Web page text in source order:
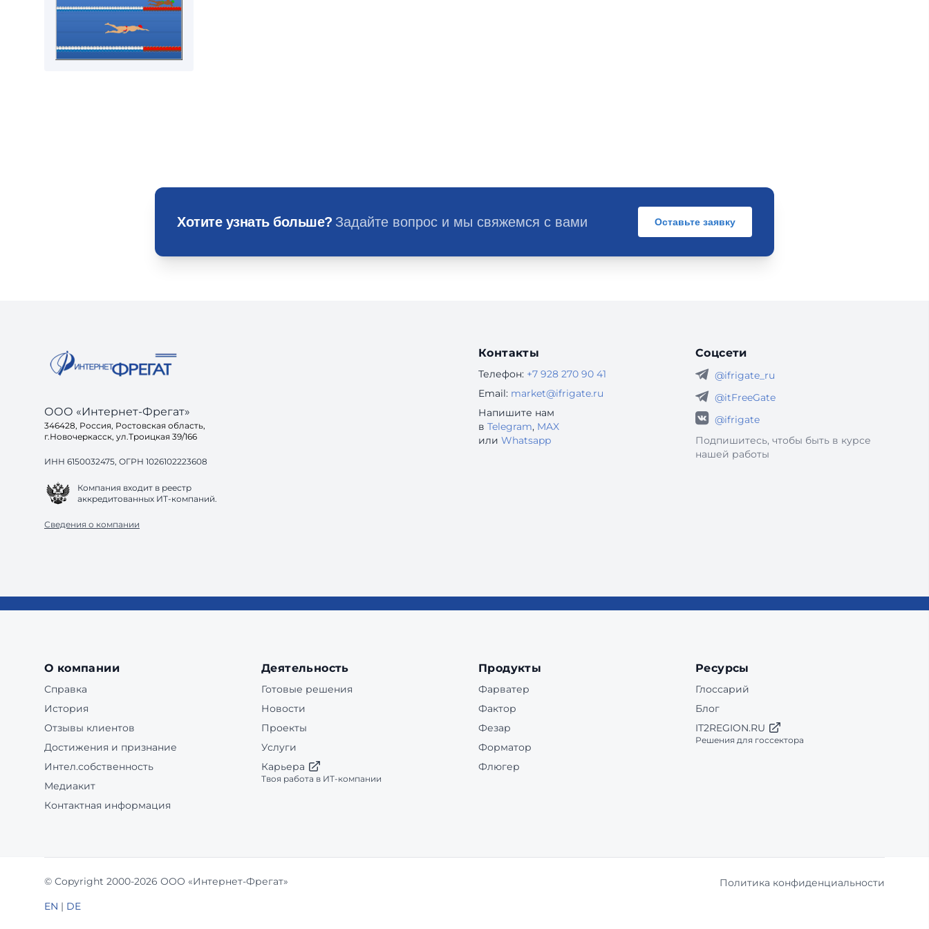
Хотите узнать больше? Задайте вопрос и мы свяжемся с вами Оставьте заявку
ООО «Интернет-Фрегат»
346428, Россия, Ростовская область,
г.Новочеркасск, ул.Троицкая 39/166
ИНН 6150032475, ОГРН 1026102223608
Компания входит в реестр
аккредитованных ИТ-компаний.
Сведения о компании
Контакты
Телефон: +7 928 270 90 41
Email: market@ifrigate.ru
Напишите нам
в Telegram, MAX
или Whatsapp
Соцсети
@ifrigate_ru
@itFreeGate
@ifrigate
Подпишитесь, чтобы быть в курсе
нашей работы
О компании
Справка
История
Отзывы клиентов
Достижения и признание
Интел.собственность
Медиакит
Контактная информация
Деятельность
Готовые решения
Новости
Проекты
Услуги
Карьера
Твоя работа в ИТ-компании
Продукты
Фарватер
Фактор
Фезар
Форматор
Флюгер
Ресурсы
Глоссарий
Блог
IT2REGION.RU
Решения для госсектора
© Copyright 2000-2026 ООО «Интернет-Фрегат»
EN | DE
Политика конфиденциальности